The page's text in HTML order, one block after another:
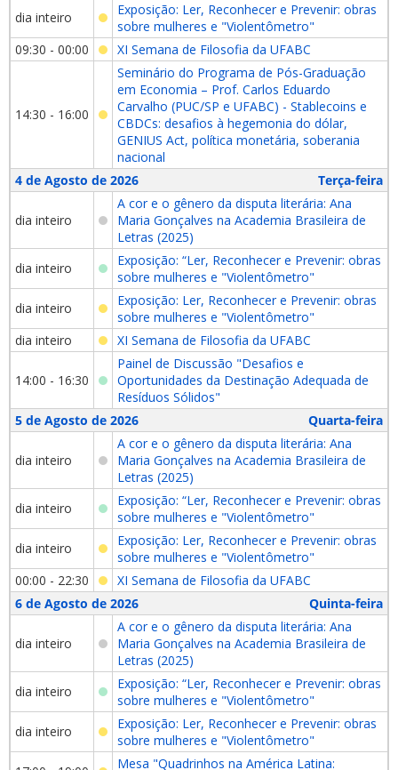
dia inteiro
Exposição: Ler, Reconhecer e Prevenir: obras
sobre mulheres e "Violentômetro"
09:30 - 00:00
XI Semana de Filosofia da UFABC
14:30 - 16:00
Seminário do Programa de Pós-Graduação
em Economia – Prof. Carlos Eduardo
Carvalho (PUC/SP e UFABC) - Stablecoins e
CBDCs: desafios à hegemonia do dólar,
GENIUS Act, política monetária, soberania
nacional
4 de Agosto de 2026
Terça-feira
dia inteiro
A cor e o gênero da disputa literária: Ana
Maria Gonçalves na Academia Brasileira de
Letras (2025)
dia inteiro
Exposição: “Ler, Reconhecer e Prevenir: obras
sobre mulheres e "Violentômetro"
dia inteiro
Exposição: Ler, Reconhecer e Prevenir: obras
sobre mulheres e "Violentômetro"
dia inteiro
XI Semana de Filosofia da UFABC
14:00 - 16:30
Painel de Discussão "Desafios e
Oportunidades da Destinação Adequada de
Resíduos Sólidos"
5 de Agosto de 2026
Quarta-feira
dia inteiro
A cor e o gênero da disputa literária: Ana
Maria Gonçalves na Academia Brasileira de
Letras (2025)
dia inteiro
Exposição: “Ler, Reconhecer e Prevenir: obras
sobre mulheres e "Violentômetro"
dia inteiro
Exposição: Ler, Reconhecer e Prevenir: obras
sobre mulheres e "Violentômetro"
00:00 - 22:30
XI Semana de Filosofia da UFABC
6 de Agosto de 2026
Quinta-feira
dia inteiro
A cor e o gênero da disputa literária: Ana
Maria Gonçalves na Academia Brasileira de
Letras (2025)
dia inteiro
Exposição: “Ler, Reconhecer e Prevenir: obras
sobre mulheres e "Violentômetro"
dia inteiro
Exposição: Ler, Reconhecer e Prevenir: obras
sobre mulheres e "Violentômetro"
Mesa "Quadrinhos na América Latina: